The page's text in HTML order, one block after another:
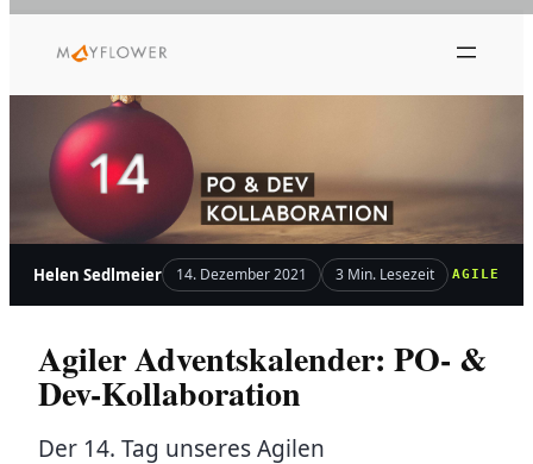
Inhalt
Helen Sedlmeier 14. Dezember 2021 3 Min. Lesezeit AGILE
Agiler Adventskalender: PO- &
Dev-Kollaboration
Der 14. Tag unseres Agilen